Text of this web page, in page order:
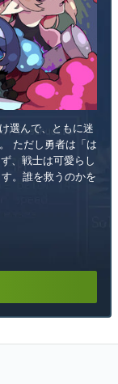
選んで、ともに迷
ただし勇者は「は
、戦士は可愛らし
。誰を救うのかを